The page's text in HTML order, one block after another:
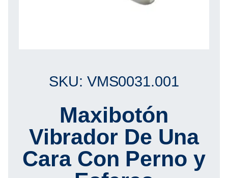
SKU: VMS0031.001
Maxibotón
Vibrador De Una
Cara Con Perno y